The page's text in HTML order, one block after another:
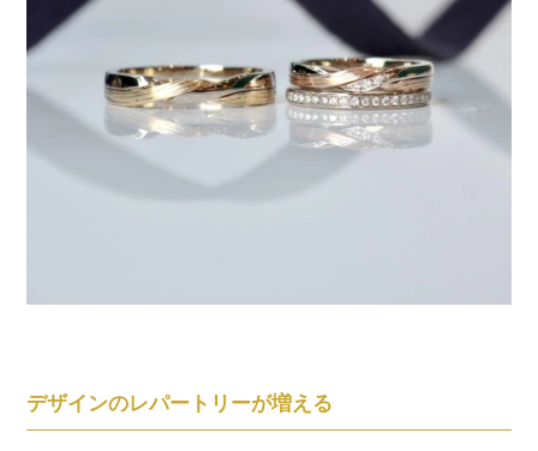
デザインのレパートリーが増える